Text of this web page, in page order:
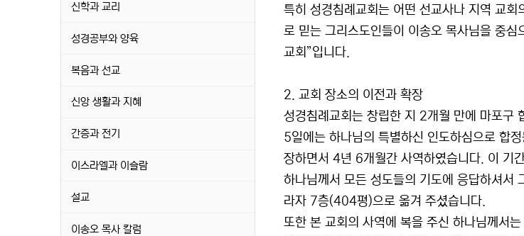
특히 성경침례교회는 어떤 선교사나 지역 교
로 믿는 그리스도인들이 이송오 목사님을 중
교회”입니다.
2. 교회 장소의 이전과 확장
성경침례교회는 창립한 지 2개월 만에 마포
5일에는 하나님의 특별하신 인도하심으로 합
장하면서 4년 6개월간 사역하였습니다. 이 기
하나님께서 모든 성도들의 기도에 응답하셔
라자 7층(404평)으로 옮겨 주셨습니다.
또한 본 교회의 사역에 복을 주신 하나님께서
신학과 교리
성경공부와 양육
복음과 선교
신앙 생활과 지혜
간증과 전기
이스라엘과 이슬람
설교
이송오 목사 칼럼